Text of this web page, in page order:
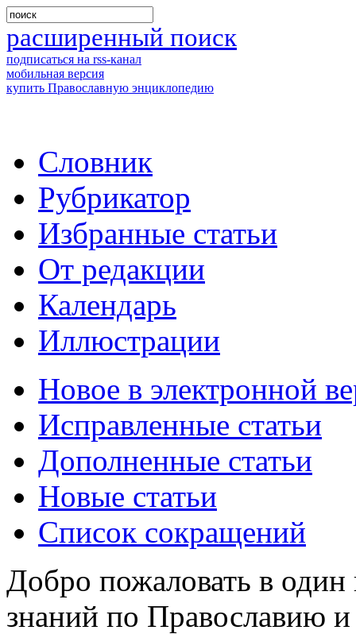
расширенный поиск
подписаться на rss-канал
мобильная версия
купить Православную энциклопедию
Словник
Рубрикатор
Избранные статьи
От редакции
Календарь
Иллюстрации
Новое в электронной
Исправленные статьи
Дополненные статьи
Новые статьи
Список сокращений
Добро пожаловать в
знаний по Православию